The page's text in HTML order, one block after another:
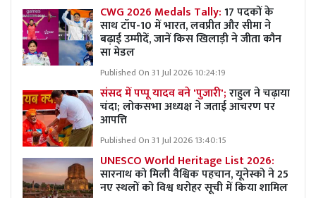
CWG 2026 Medals Tally:17 पदकों के
साथ टॉप-10 में भारत, लवप्रीत और सीमा ने
बढ़ाई उम्मीदें, जानें किस खिलाड़ी ने जीता कौन
सा मेडल
Published On 31 Jul 2026 10:24:19
संसद में पप्पू यादव बने 'पुजारी';राहुल ने चढ़ाया
चंदा; लोकसभा अध्यक्ष ने जताई आचरण पर
आपत्ति
Published On 31 Jul 2026 13:40:15
UNESCO World Heritage List 2026:
सारनाथ को मिली वैश्विक पहचान, यूनेस्को ने 25
नए स्थलों को विश्व धरोहर सूची में किया शामिल